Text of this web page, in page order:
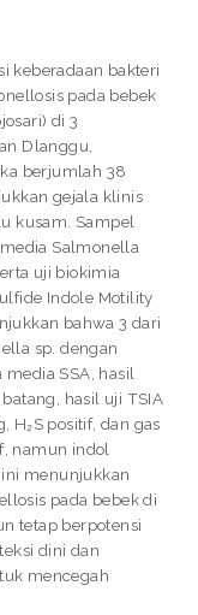
keberadaan bakteri
pada bebek
di 3
Dlanggu,
berjumlah 38
gejala klinis
kusam. Sampel
Salmonella
uji biokimia
Indole Motility
bahwa 3 dari
sp. dengan
SSA, hasil
hasil uji TSIA
positif, dan gas
namun indol
menunjukkan
pada bebek di
tetap berpotensi
dini dan
mencegah